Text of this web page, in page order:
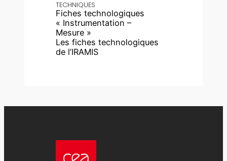
TECHNIQUES
Fiches technologiques
« Instrumentation –
Mesure »
Les fiches technologiques
de l’IRAMIS